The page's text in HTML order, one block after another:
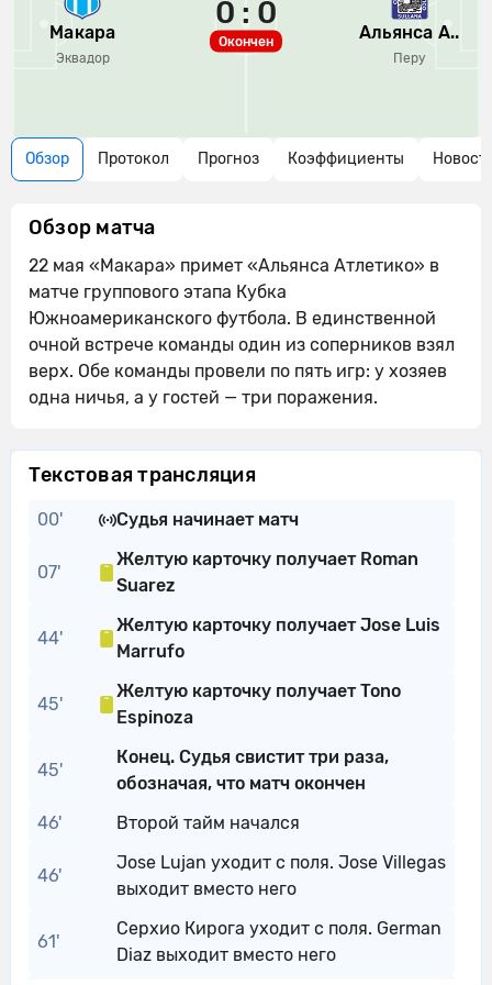
Макара
Эквадор
Окончен
0 : 0
Альянса А..
Перу
Обзор Протокол Прогноз Коэффициенты
Обзор матча
22 мая «Макара» примет «Альянса Атлетико» в
матче группового этапа Кубка
Южноамериканского футбола. В единственной
очной встрече команды один из соперников взял
верх. Обе команды провели по пять игр: у хозяев
одна ничья, а у гостей — три поражения.
Текстовая трансляция
00' Судья начинает матч
07'
Желтую карточку получает Roman
Suarez
44'
Желтую карточку получает Jose Luis
Marrufo
45'
Желтую карточку получает Tono
Espinoza
45'
Конец. Судья свистит три раза,
обозначая, что матч окончен
46'
Второй тайм начался
46'
Jose Lujan уходит с поля. Jose Villegas
выходит вместо него
61'
Серхио Кирога уходит с поля. German
Diaz выходит вместо него